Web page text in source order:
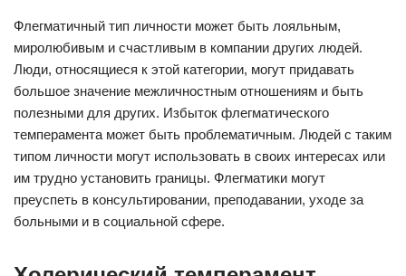
Флегматичный тип личности может быть лояльным,
миролюбивым и счастливым в компании других людей.
Люди, относящиеся к этой категории, могут придавать
большое значение межличностным отношениям и быть
полезными для других. Избыток флегматического
темперамента может быть проблематичным. Людей с таким
типом личности могут использовать в своих интересах или
им трудно установить границы. Флегматики могут
преуспеть в консультировании, преподавании, уходе за
больными и в социальной сфере.